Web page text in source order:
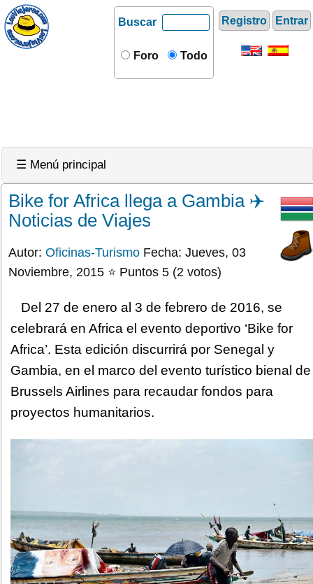
Registro Entrar
Buscar
Foro Todo
☰ Menú principal
Bike for Africa llega a Gambia ✈️
Noticias de Viajes
Autor: Oficinas-Turismo Fecha: Jueves, 03
Noviembre, 2015 ⭐ Puntos 5 (2 votos)
Del 27 de enero al 3 de febrero de 2016, se
celebrará en Africa el evento deportivo ‘Bike for
Africa’. Esta edición discurrirá por Senegal y
Gambia, en el marco del evento turístico bienal de
Brussels Airlines para recaudar fondos para
proyectos humanitarios.